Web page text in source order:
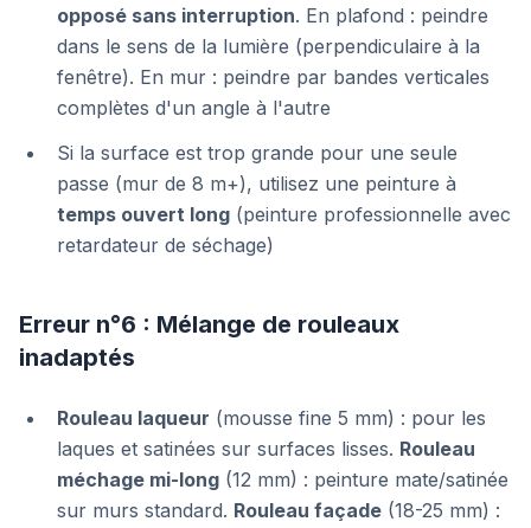
opposé sans interruption. En plafond : peindre
dans le sens de la lumière (perpendiculaire à la
fenêtre). En mur : peindre par bandes verticales
complètes d'un angle à l'autre
Si la surface est trop grande pour une seule
passe (mur de 8 m+), utilisez une peinture à
temps ouvert long (peinture professionnelle avec
retardateur de séchage)
Erreur n°6 : Mélange de rouleaux
inadaptés
Rouleau laqueur (mousse fine 5 mm) : pour les
laques et satinées sur surfaces lisses. Rouleau
méchage mi-long (12 mm) : peinture mate/satinée
sur murs standard. Rouleau façade (18-25 mm) :